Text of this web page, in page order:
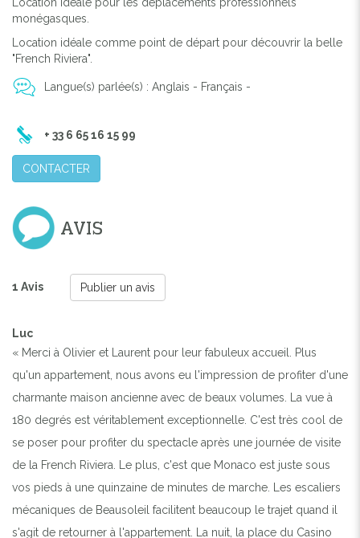
monégasques.
Location idéale comme point de départ pour découvrir la belle
"French Riviera".
Langue(s) parlée(s) : Anglais - Français -
+ 33 6 65 16 15 99
CONTACTER
AVIS
1 Avis Publier un avis
Luc
« Merci à Olivier et Laurent pour leur fabuleux accueil. Plus
qu'un appartement, nous avons eu l'impression de profiter d'une
charmante maison ancienne avec de beaux volumes. La vue à
180 degrés est véritablement exceptionnelle. C'est très cool de
se poser pour profiter du spectacle après une journée de visite
de la French Riviera. Le plus, c'est que Monaco est juste sous
vos pieds à une quinzaine de minutes de marche. Les escaliers
mécaniques de Beausoleil facilitent beaucoup le trajet quand il
s'agit de retourner à l'appartement. La nuit, la place du Casino